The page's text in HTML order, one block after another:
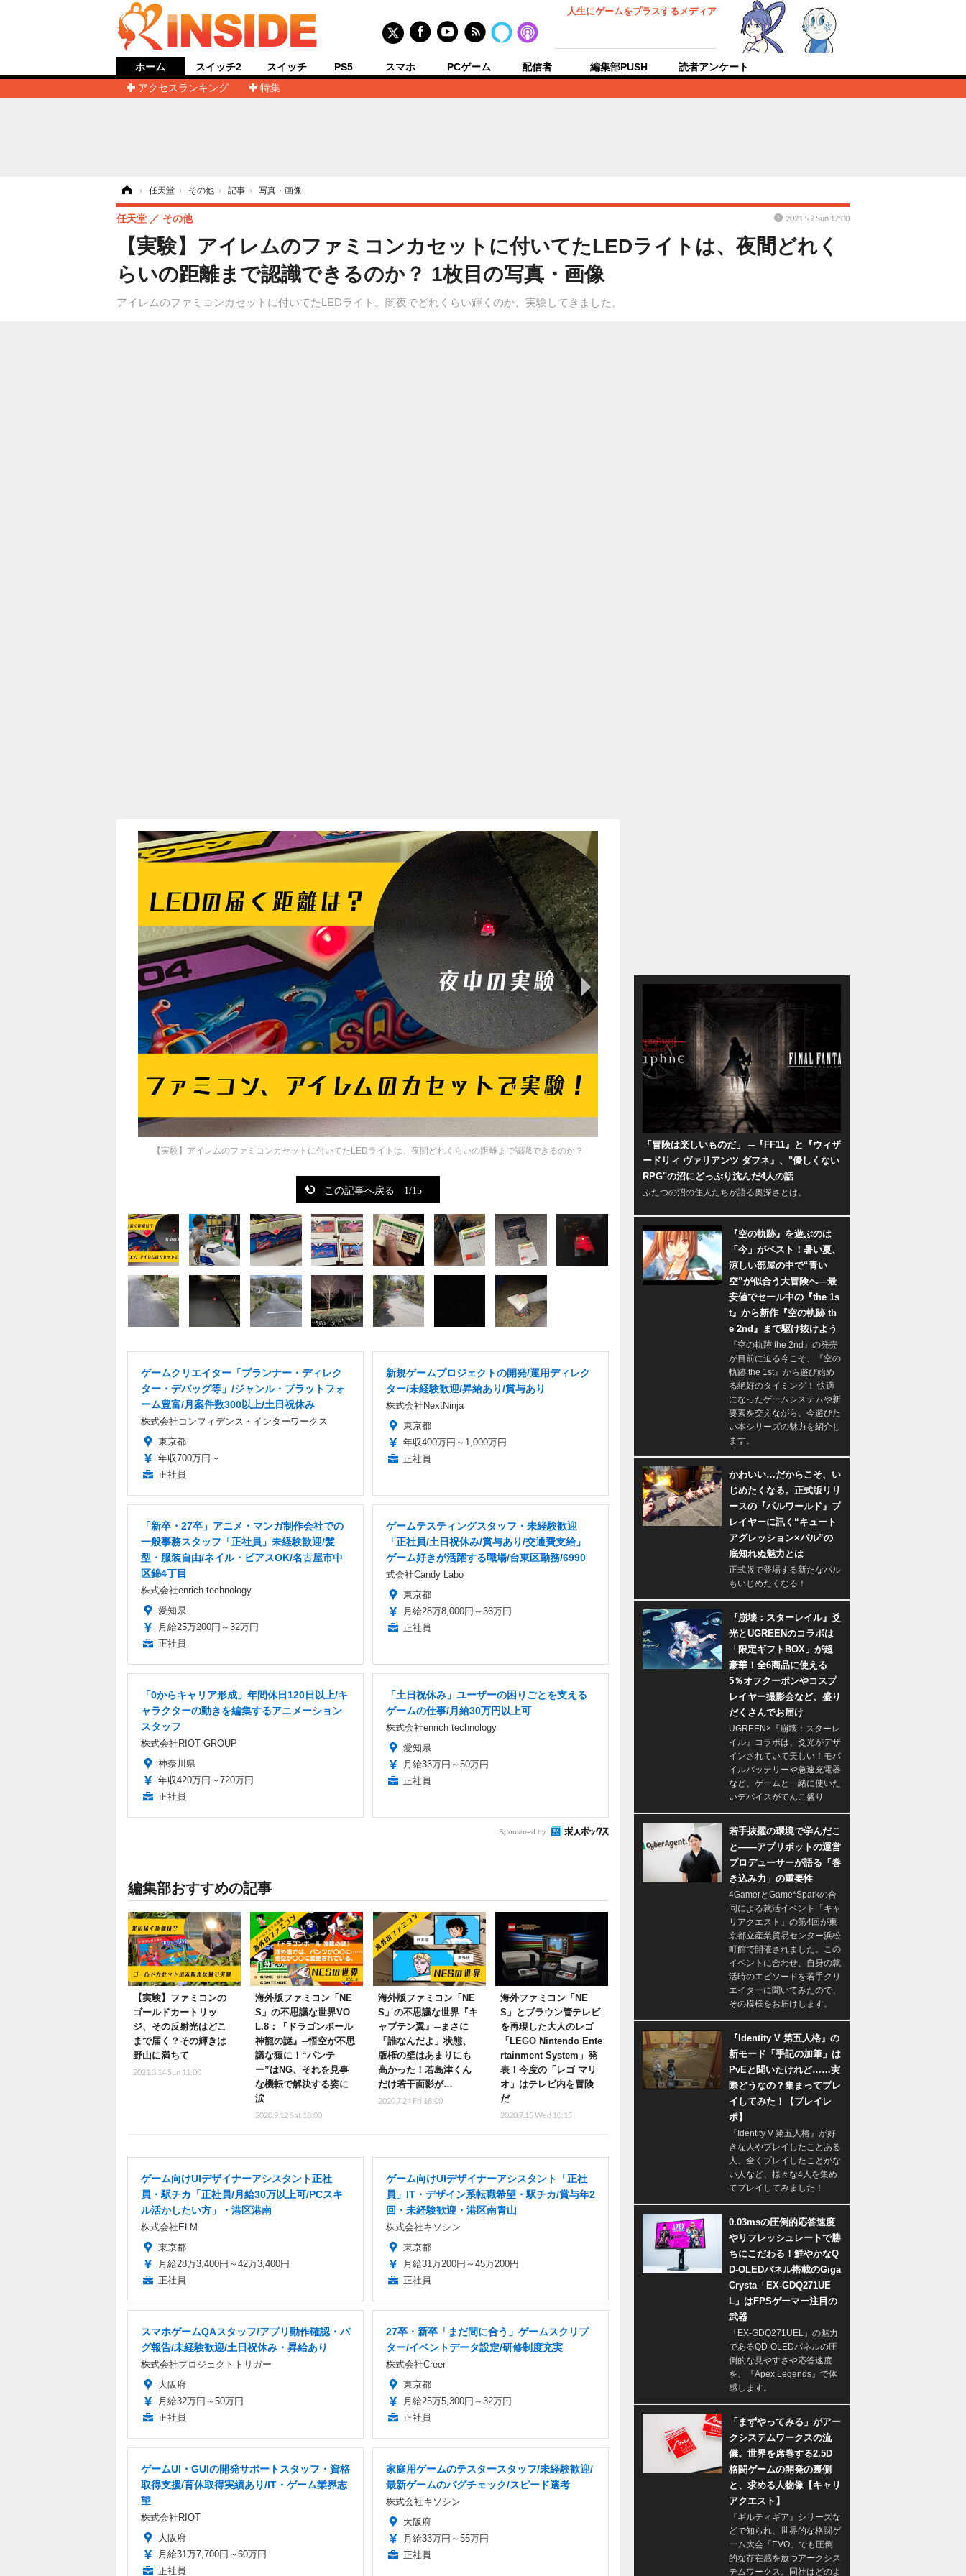
人生にゲームをプラスするメディア
ホーム
アクセスランキング
特集
スイッチ2 スイッチ PS5 スマホ PCゲーム 配信者 編集部PUSH 読者アンケート
› 任天堂 › その他 › 記事 › 写真・画像
【実験】アイレムのファミコンカセットに付いてたLEDライトは、夜間どれく
らいの距離まで認識できるのか？ 1枚目の写真・画像
アイレムのファミコンカセットに付いてたLEDライト。闇夜でどれくらい輝くのか、実験してきました。
任天堂 その他 2021.5.2 Sun 17:00
【実験】アイレムのファミコンカセットに付いてたLEDライトは、夜間どれくらいの距離まで認識できるのか？
次の画像
この記事へ戻る 1/15
ゲームクリエイター「プランナー・ディレク
ター・デバッグ等」/ジャンル・プラットフォ
ーム豊富/月案件数300以上/土日祝休み
株式会社コンフィデンス・インターワークス
東京都
年収700万円～
正社員
新規ゲームプロジェクトの開発/運用ディレク
ター/未経験歓迎/昇給あり/賞与あり
株式会社NextNinja
東京都
年収400万円～1,000万円
正社員
「新卒・27卒」アニメ・マンガ制作会社での
一般事務スタッフ「正社員」未経験歓迎/髪
型・服装自由/ネイル・ピアスOK/名古屋市中
区錦4丁目
株式会社enrich technology
愛知県
月給25万200円～32万円
正社員
ゲームテスティングスタッフ・未経験歓迎
「正社員/土日祝休み/賞与あり/交通費支給」
ゲーム好きが活躍する職場/台東区勤務/6990
式会社Candy Labo
東京都
月給28万8,000円～36万円
正社員
「0からキャリア形成」年間休日120日以上/キ
ャラクターの動きを編集するアニメーション
スタッフ
株式会社RIOT GROUP
神奈川県
年収420万円～720万円
正社員
「土日祝休み」ユーザーの困りごとを支える
ゲームの仕事/月給30万円以上可
株式会社enrich technology
愛知県
月給33万円～50万円
正社員
Sponsored by
編集部おすすめの記事
【実験】ファミコンの
ゴールドカートリッ
ジ、その反射光はどこ
まで届く？その輝きは
野山に満ちて
2021.3.14 Sun 11:00
海外版ファミコン「NE
S」の不思議な世界VO
L.8：『ドラゴンボール
神龍の謎』─悟空が不思
議な猿に！“パンテ
ー”はNG、それを見事
な機転で解決する姿に
涙
2020.9.12 Sat 18:00
海外版ファミコン「NE
S」の不思議な世界『キ
ャプテン翼』─まさに
「誰なんだよ」状態、
版権の壁はあまりにも
高かった！若島津くん
だけ若干面影が…
2020.7.24 Fri 18:00
海外ファミコン「NE
S」とブラウン管テレビ
を再現した大人のレゴ
「LEGO Nintendo Ente
rtainment System」発
表！今度の「レゴ マリ
オ」はテレビ内を冒険
だ
2020.7.15 Wed 10:15
ゲーム向けUIデザイナーアシスタント正社
員・駅チカ「正社員/月給30万以上可/PCスキ
ル活かしたい方」・港区港南
株式会社ELM
東京都
月給28万3,400円～42万3,400円
正社員
ゲーム向けUIデザイナーアシスタント「正社
員」IT・デザイン系転職希望・駅チカ/賞与年2
回・未経験歓迎・港区南青山
株式会社キソシン
東京都
月給31万200円～45万200円
正社員
スマホゲームQAスタッフ/アプリ動作確認・バ
グ報告/未経験歓迎/土日祝休み・昇給あり
株式会社プロジェクトトリガー
大阪府
月給32万円～50万円
正社員
27卒・新卒「まだ間に合う」ゲームスクリプ
ター/イベントデータ設定/研修制度充実
株式会社Creer
東京都
月給25万5,300円～32万円
正社員
ゲームUI・GUIの開発サポートスタッフ・資格
取得支援/育休取得実績あり/IT・ゲーム業界志
望
株式会社RIOT
大阪府
月給31万7,700円～60万円
正社員
家庭用ゲームのテスタースタッフ/未経験歓迎/
最新ゲームのバグチェック/スピード選考
株式会社キソシン
大阪府
月給33万円～55万円
正社員
「冒険は楽しいものだ」 ─『FF11』と『ウィザ
ードリィ ヴァリアンツ ダフネ』、"優しくない
RPG"の沼にどっぷり沈んだ4人の話
ふたつの沼の住人たちが語る奥深さとは。
『空の軌跡』を遊ぶのは
「今」がベスト！暑い夏、
涼しい部屋の中で“青い
空”が似合う大冒険へ―最
安値でセール中の『the 1s
t』から新作『空の軌跡 th
e 2nd』まで駆け抜けよう
『空の軌跡 the 2nd』の発売
が目前に迫る今こそ、『空の
軌跡 the 1st』から遊び始め
る絶好のタイミング！ 快適
になったゲームシステムや新
要素を交えながら、今遊びた
い本シリーズの魅力を紹介し
ます。
かわいい…だからこそ、い
じめたくなる。正式版リリ
ースの『パルワールド』プ
レイヤーに訊く“キュート
アグレッション×パル”の
底知れぬ魅力とは
正式版で登場する新たなパル
もいじめたくなる！
『崩壊：スターレイル』爻
光とUGREENのコラボは
「限定ギフトBOX」が超
豪華！全6商品に使える
5％オフクーポンやコスプ
レイヤー撮影会など、盛り
だくさんでお届け
UGREEN×『崩壊：スターレ
イル』コラボは、爻光がデザ
インされていて美しい！モバ
イルバッテリーや急速充電器
など、ゲームと一緒に使いた
いデバイスがてんこ盛り
若手抜擢の環境で学んだこ
と――アプリボットの運営
プロデューサーが語る「巻
き込み力」の重要性
4GamerとGame*Sparkの合
同による就活イベント「キャ
リアクエスト」の第4回が東
京都立産業貿易センター浜松
町館で開催されました。この
イベントに合わせ、自身の就
活時のエピソードを若手クリ
エイターに聞いてみたので、
その模様をお届けします。
『Identity V 第五人格』の
新モード「手記の加筆」は
PvEと聞いたけれど……実
際どうなの？集まってプレ
イしてみた！【プレイレ
ポ】
『Identity V 第五人格』が好
きな人やプレイしたことある
人、全くプレイしたことがな
い人など、様々な4人を集め
てプレイしてみました！
0.03msの圧倒的応答速度
やリフレッシュレートで勝
ちにこだわる！鮮やかなQ
D-OLEDパネル搭載のGiga
Crysta「EX-GDQ271UE
L」はFPSゲーマー注目の
武器
「EX-GDQ271UEL」の魅力
であるQD-OLEDパネルの圧
倒的な見やすさや応答速度
を、『Apex Legends』で体
感します。
「まずやってみる」がアー
クシステムワークスの流
儀。世界を席巻する2.5D
格闘ゲームの開発の裏側
と、求める人物像【キャリ
アクエスト】
『ギルティギア』シリーズな
どで知られ、世界的な格闘ゲ
ーム大会「EVO」でも圧倒
的な存在感を放つアークシス
テムワークス。同社はどのよ